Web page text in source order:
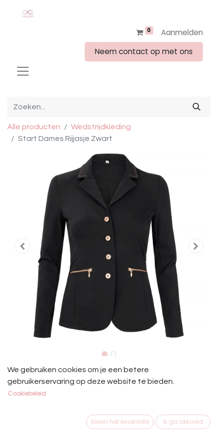
0
Aanmelden
Neem contact op met ons
Alle producten
Wedstrijdkleding
Start Dames Rijjasje Zwart
Start Dames Rijjasje Zwart
Start Dames Rijjasje Zwart
We gebruiken cookies om je een betere
gebruikerservaring op deze website te bieden.
Cookiebeleid
Alleen het essentiële Ik ga akkoord